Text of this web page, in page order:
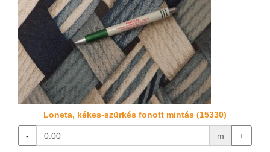
Loneta, kékes-szürkés fonott mintás (15330)
- m +